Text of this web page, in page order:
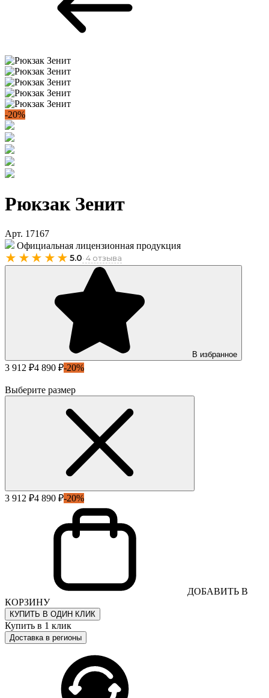
-20%
Рюкзак Зенит
Арт. 17167
Официальная лицензионная продукция
★★★★★ 5.0· 4 отзыва
В избранное
3 912 ₽4 890 ₽-20%
Выберите размер
3 912 ₽4 890 ₽-20%
ДОБАВИТЬ В
КОРЗИНУ
КУПИТЬ В ОДИН КЛИК
Купить в 1 клик
Доставка в регионы